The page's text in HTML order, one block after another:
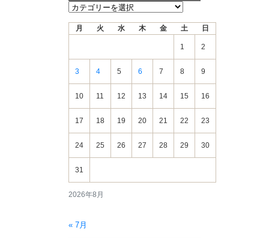
新
2026年8月
月 火 水 木 金 土 日
1 2
3 4 5 6 7 8 9
10 11 12 13 14 15 16
17 18 19 20 21 22 23
24 25 26 27 28 29 30
31
« 7月